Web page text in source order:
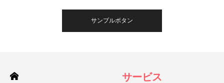
サンプルボタン
サービス